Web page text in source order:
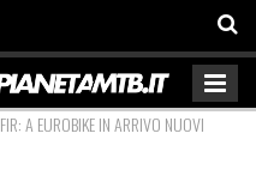
FIR: A EUROBIKE IN ARRIVO NUOVI